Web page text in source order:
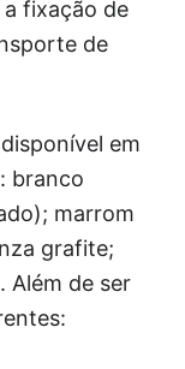
fixação de
de
em
branco
marrom
grafite;
Além de ser